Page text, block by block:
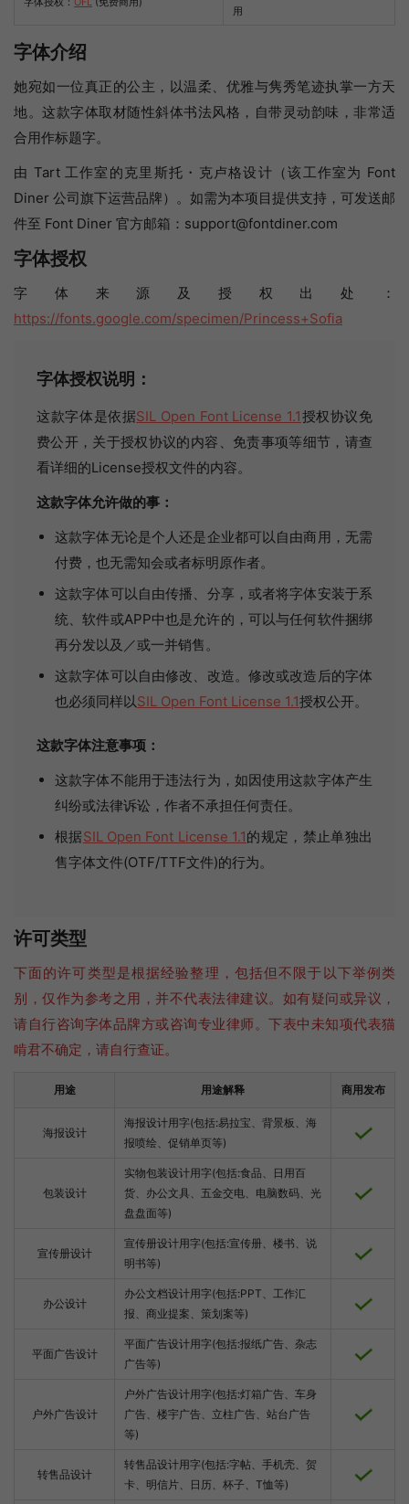
用
字体介绍
她宛如一位真正的公主，以温柔、优雅与隽秀笔迹执掌一方天
地。这款字体取材随性斜体书法风格，自带灵动韵味，非常适
合用作标题字。
由 Tart 工作室的克里斯托・克卢格设计（该工作室为 Font
Diner 公司旗下运营品牌）。如需为本项目提供支持，可发送邮
件至 Font Diner 官方邮箱：support@fontdiner.com
字体授权
字体来源及授权出处：
https://fonts.google.com/specimen/Princess+Sofia
字体授权说明：
这款字体是依据SIL Open Font License 1.1授权协议免
费公开，关于授权协议的内容、免责事项等细节，请查
看详细的License授权文件的内容。
这款字体允许做的事：
这款字体无论是个人还是企业都可以自由商用，无需
付费，也无需知会或者标明原作者。
这款字体可以自由传播、分享，或者将字体安装于系
统、软件或APP中也是允许的，可以与任何软件捆绑
再分发以及／或一并销售。
这款字体可以自由修改、改造。修改或改造后的字体
也必须同样以SIL Open Font License 1.1授权公开。
这款字体注意事项：
这款字体不能用于违法行为，如因使用这款字体产生
纠纷或法律诉讼，作者不承担任何责任。
根据SIL Open Font License 1.1的规定，禁止单独出
售字体文件(OTF/TTF文件)的行为。
许可类型
下面的许可类型是根据经验整理，包括但不限于以下举例类
别，仅作为参考之用，并不代表法律建议。如有疑问或异议，
请自行咨询字体品牌方或咨询专业律师。下表中未知项代表猫
啃君不确定，请自行查证。
用途 用途解释 商用发布
海报设计
海报设计用字(包括:易拉宝、背景板、海
报喷绘、促销单页等)
包装设计
实物包装设计用字(包括:食品、日用百
货、办公文具、五金交电、电脑数码、光
盘盘面等)
宣传册设计
宣传册设计用字(包括:宣传册、楼书、说
明书等)
办公设计
办公文档设计用字(包括:PPT、工作汇
报、商业提案、策划案等)
平面广告设计
平面广告设计用字(包括:报纸广告、杂志
广告等)
户外广告设计
户外广告设计用字(包括:灯箱广告、车身
广告、楼宇广告、立柱广告、站台广告
等)
转售品设计
转售品设计用字(包括:字帖、手机壳、贺
卡、明信片、日历、杯子、T恤等)